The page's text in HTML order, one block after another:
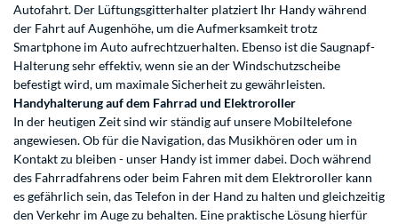
Autofahrt. Der Lüftungsgitterhalter platziert Ihr Handy während
der Fahrt auf Augenhöhe, um die Aufmerksamkeit trotz
Smartphone im Auto aufrechtzuerhalten. Ebenso ist die Saugnapf-
Halterung sehr effektiv, wenn sie an der Windschutzscheibe
befestigt wird, um maximale Sicherheit zu gewährleisten.
Handyhalterung auf dem Fahrrad und Elektroroller
In der heutigen Zeit sind wir ständig auf unsere Mobiltelefone
angewiesen. Ob für die Navigation, das Musikhören oder um in
Kontakt zu bleiben - unser Handy ist immer dabei. Doch während
des Fahrradfahrens oder beim Fahren mit dem Elektroroller kann
es gefährlich sein, das Telefon in der Hand zu halten und gleichzeitig
den Verkehr im Auge zu behalten. Eine praktische Lösung hierfür